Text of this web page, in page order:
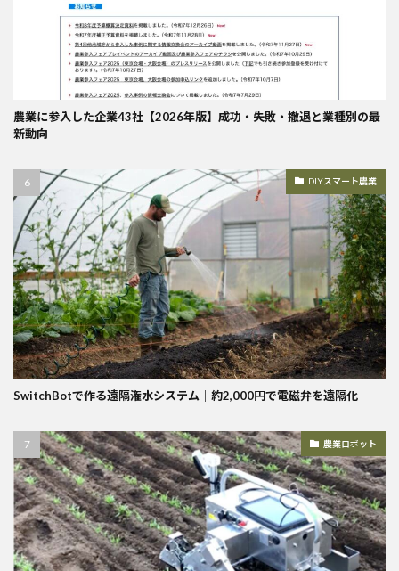
農業に参入した企業43社【2026年版】成功・失敗・撤退と業種別の最
新動向
DIYスマート農業
SwitchBotで作る遠隔潅水システム｜約2,000円で電磁弁を遠隔化
農業ロボット